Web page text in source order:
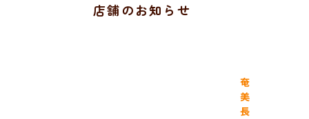
店舗のお知らせ
奄
美
長